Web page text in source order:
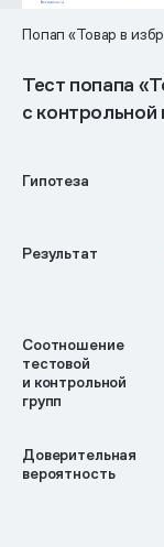
Попап «Товар в
Тест попапа
с контрольной
Гипотеза
Результат
Соотношение
тестовой
и контрольной
групп
Доверительная
вероятность